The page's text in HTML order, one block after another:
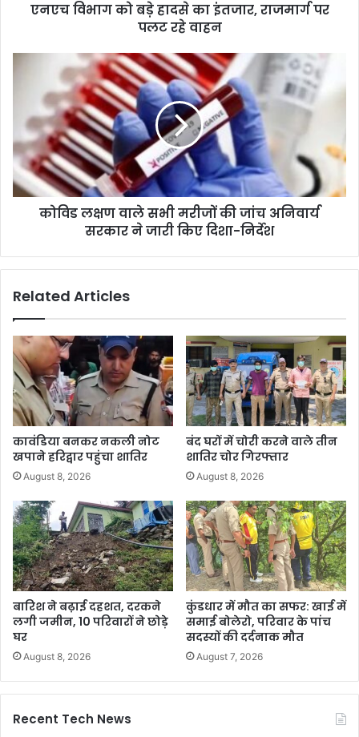
एनएच विभाग को बड़े हादसे का इंतजार, राजमार्ग पर
पलट रहे वाहन
कोविड लक्षण वाले सभी मरीजों की जांच अनिवार्य
सरकार ने जारी किए दिशा-निर्देश
Related Articles
कावंडिया बनकर नकली नोट
खपाने हरिद्वार पहुंचा शातिर
August 8, 2026
बंद घरों में चोरी करने वाले तीन
शातिर चोर गिरफ्तार
August 8, 2026
बारिश ने बढ़ाई दहशत, दरकने
लगी जमीन, 10 परिवारों ने छोड़े
घर
August 8, 2026
कुंडधार में मौत का सफर: खाई में
समाई बोलेरो, परिवार के पांच
सदस्यों की दर्दनाक मौत
August 7, 2026
Recent Tech News